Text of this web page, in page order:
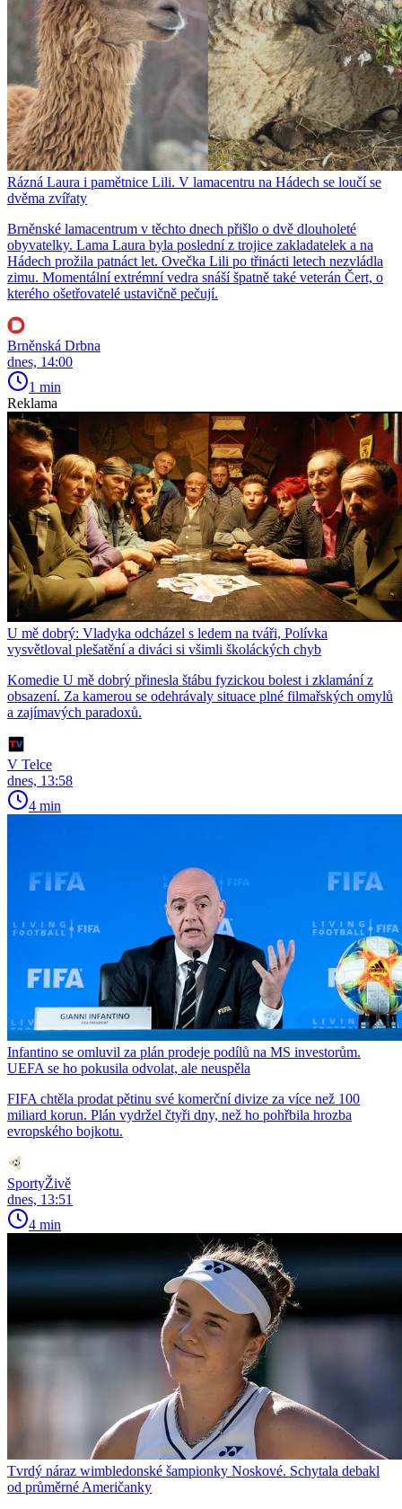
Rázná Laura i pamětnice Lili. V lamacentru na Hádech se loučí se
dvěma zvířaty
Brněnské lamacentrum v těchto dnech přišlo o dvě dlouholeté
obyvatelky. Lama Laura byla poslední z trojice zakladatelek a na
Hádech prožila patnáct let. Ovečka Lili po třinácti letech nezvládla
zimu. Momentální extrémní vedra snáší špatně také veterán Čert, o
kterého ošetřovatelé ustavičně pečují.
Brněnská Drbna
dnes, 14:00
1 min
Reklama
U mě dobrý: Vladyka odcházel s ledem na tváři, Polívka
vysvětloval plešatění a diváci si všimli školáckých chyb
Komedie U mě dobrý přinesla štábu fyzickou bolest i zklamání z
obsazení. Za kamerou se odehrávaly situace plné filmařských omylů
a zajímavých paradoxů.
V Telce
dnes, 13:58
4 min
Infantino se omluvil za plán prodeje podílů na MS investorům.
UEFA se ho pokusila odvolat, ale neuspěla
FIFA chtěla prodat pětinu své komerční divize za více než 100
miliard korun. Plán vydržel čtyři dny, než ho pohřbila hrozba
evropského bojkotu.
SportyŽivě
dnes, 13:51
4 min
Tvrdý náraz wimbledonské šampionky Noskové. Schytala debakl
od průměrné Američanky